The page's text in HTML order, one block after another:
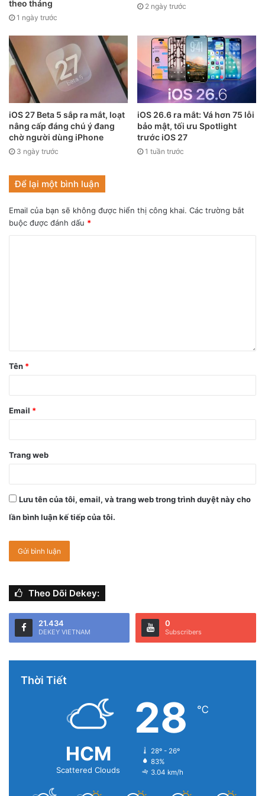
Bước 4:Để bật tính năng kích hoạt nhanh trợ lý ảo khi
Bước 5:Tại mục
lệnh”.
theo tháng
1 ngày trước
2 ngày trước
iOS 27 Beta 5 sắp ra mắt, loạt
nâng cấp đáng chú ý đang
chờ người dùng iPhone
3 ngày trước
iOS 26.6 ra mắt: Vá hơn 75 lỗi
bảo mật, tối ưu Spotlight
trước iOS 27
1 tuần trước
Để lại một bình luận
Email của bạn sẽ không được hiển thị công khai. Các trường bắt
buộc được đánh dấu *
Tên *
Email *
Trang web
Lưu tên của tôi, email, và trang web trong trình duyệt này cho
lần bình luận kế tiếp của tôi.
Theo Dõi Dekey:
21.434
DEKEY VIETNAM
0
Subscribers
Thời Tiết
HCM
Scattered Clouds
28 ℃
28º - 26º
83%
3.04 km/h